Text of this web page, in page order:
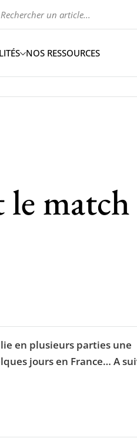
NOS RESSOURCES
le match
en plusieurs parties une
jours en France… A